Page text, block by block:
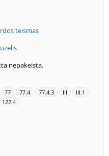
teismas
nepakeista.
77 77.4 77.4.3 III
III.1
122.4